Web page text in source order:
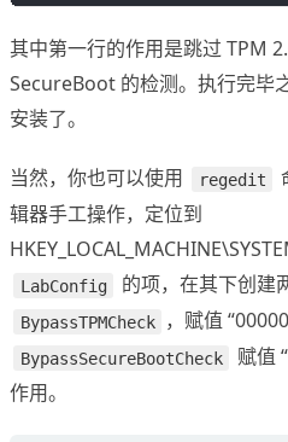
其中第一行的作用是跳过 TPM
SecureBoot 的检测。执行完毕
安装了。
当然，你也可以使用 regedit
辑器手工操作，定位到
LabConfig 的项，在其下创建
BypassTPMCheck ，赋值
BypassSecureBootCheck
赋值
作用。